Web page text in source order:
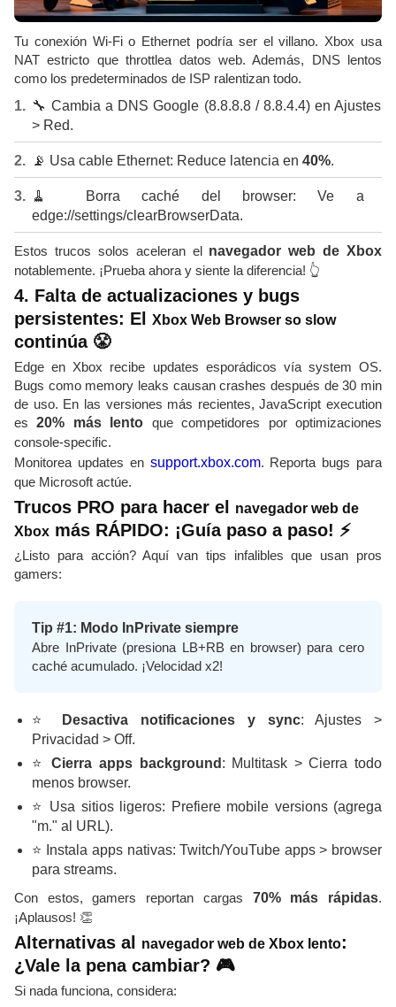
Tu conexión Wi-Fi o Ethernet podría ser el villano. Xbox usa
NAT estricto que throttlea datos web. Además, DNS lentos
como los predeterminados de ISP ralentizan todo.
🔧 Cambia a DNS Google (8.8.8.8 / 8.8.4.4) en Ajustes
> Red.
📡 Usa cable Ethernet: Reduce latencia en 40%.
🧹 Borra caché del browser: Ve a
edge://settings/clearBrowserData.
Estos trucos solos aceleran el navegador web de Xbox
notablemente. ¡Prueba ahora y siente la diferencia! 👆
4. Falta de actualizaciones y bugs
persistentes: El
Xbox Web Browser so slow
continúa 😤
Edge en Xbox recibe updates esporádicos vía system OS.
Bugs como memory leaks causan crashes después de 30 min
de uso. En las versiones más recientes, JavaScript execution
es20% más lento que competidores por optimizaciones
console-specific.
Monitorea updates en support.xbox.com. Reporta bugs para
que Microsoft actúe.
Trucos PRO para hacer el
navegador web de
Xbox más RÁPIDO: ¡Guía paso a paso! ⚡
¿Listo para acción? Aquí van tips infalibles que usan pros
gamers:
Tip #1: Modo InPrivate siempre
Abre InPrivate (presiona LB+RB en browser) para cero
caché acumulado. ¡Velocidad x2!
⭐ Desactiva notificaciones y sync: Ajustes >
Privacidad > Off.
⭐Cierra apps background : Multitask > Cierra todo
menos browser.
⭐ Usa sitios ligeros: Prefiere mobile versions (agrega
"m." al URL).
⭐ Instala apps nativas: Twitch/YouTube apps > browser
para streams.
Con estos, gamers reportan cargas 70% más rápidas.
¡Aplausos! 👏
Alternativas al navegador web de Xbox lento:
¿Vale la pena cambiar? 🎮
Si nada funciona, considera: